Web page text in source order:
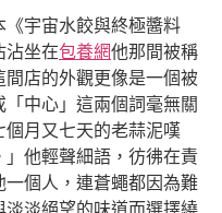
宇宙水餃與終極醬料
沾坐在包養網他那間被稱
店的外觀更像是一個被
中心」這兩個詞毫無關
月又七天的老蒜泥嘆
他輕聲細語，彷彿在責
個人，連蒼蠅都因為難
淡絕望的味道而選擇繞